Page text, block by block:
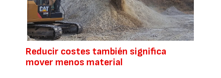
Reducir costes también significa
mover menos material